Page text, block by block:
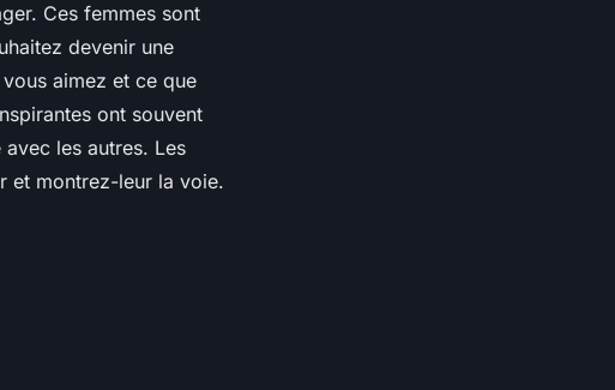
Ces femmes sont
devenir une
aimez et ce que
ont souvent
les autres. Les
et montrez-leur la voie.